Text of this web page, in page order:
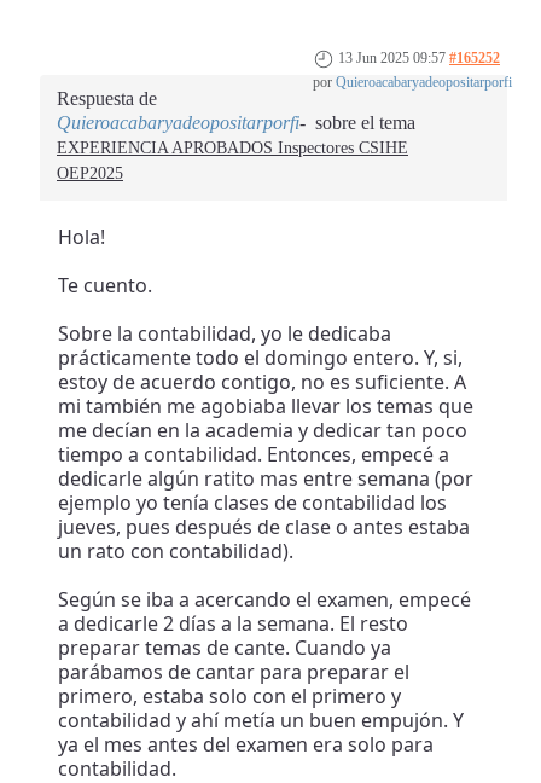
13 Jun 2025 09:57 #165252
por Quieroacabaryadeopositarporfi
Respuesta de
Quieroacabaryadeopositarporfi
sobre el tema
EXPERIENCIA APROBADOS Inspectores CSIHE
OEP2025
Hola!
Te cuento.
Sobre la contabilidad, yo le dedicaba
prácticamente todo el domingo entero. Y, si,
estoy de acuerdo contigo, no es suficiente. A
mi también me agobiaba llevar los temas que
me decían en la academia y dedicar tan poco
tiempo a contabilidad. Entonces, empecé a
dedicarle algún ratito mas entre semana (por
ejemplo yo tenía clases de contabilidad los
jueves, pues después de clase o antes estaba
un rato con contabilidad).
Según se iba a acercando el examen, empecé
a dedicarle 2 días a la semana. El resto
preparar temas de cante. Cuando ya
parábamos de cantar para preparar el
primero, estaba solo con el primero y
contabilidad y ahí metía un buen empujón. Y
ya el mes antes del examen era solo para
contabilidad.